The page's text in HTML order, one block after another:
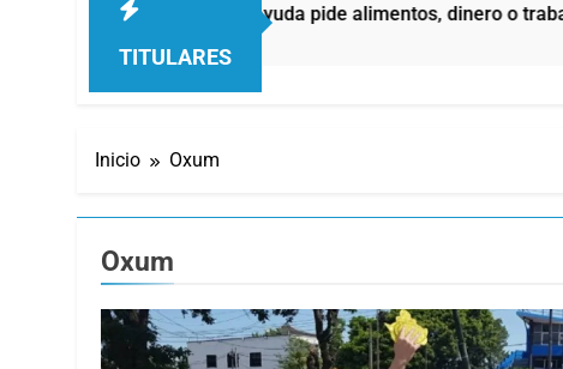
TITULARES
buscan ayuda pide alimentos, dinero o trabajo
Inicio Oxum
Oxum